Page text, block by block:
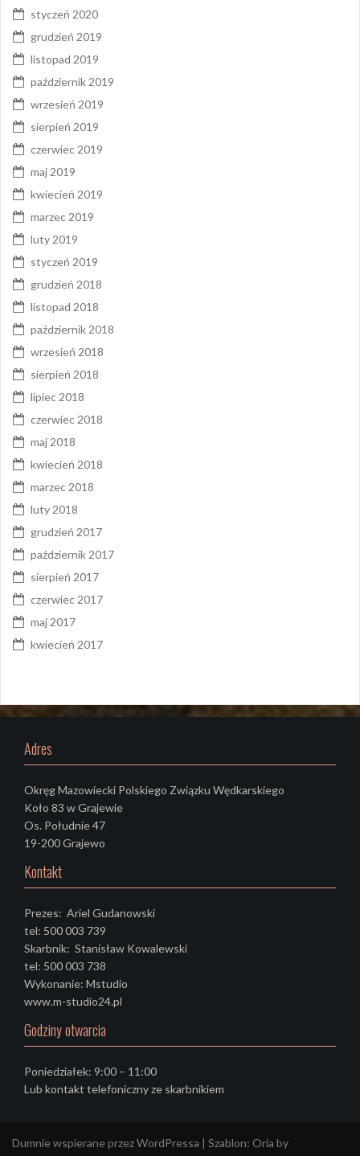
styczeń 2020
grudzień 2019
listopad 2019
październik 2019
wrzesień 2019
sierpień 2019
czerwiec 2019
maj 2019
kwiecień 2019
marzec 2019
luty 2019
styczeń 2019
grudzień 2018
listopad 2018
październik 2018
wrzesień 2018
sierpień 2018
lipiec 2018
czerwiec 2018
maj 2018
kwiecień 2018
marzec 2018
luty 2018
grudzień 2017
październik 2017
sierpień 2017
czerwiec 2017
maj 2017
kwiecień 2017
Adres
Okręg Mazowiecki Polskiego Związku Wędkarskiego
Koło 83 w Grajewie
Os. Południe 47
19-200 Grajewo
Kontakt
Prezes: Ariel Gudanowski
tel: 500 003 739
Skarbnik: Stanisław Kowalewski
tel: 500 003 738
Wykonanie: Mstudio
www.m-studio24.pl
Godziny otwarcia
Poniedziałek: 9:00 – 11:00
Lub kontakt telefoniczny ze skarbnikiem
Dumnie wspierane przez WordPressa | Szablon: Oria by